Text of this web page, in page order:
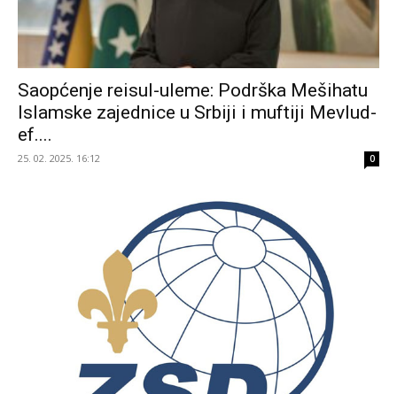
Saopćenje reisul-uleme: Podrška Mešihatu
Islamske zajednice u Srbiji i muftiji Mevlud-
ef....
25. 02. 2025. 16:12 0